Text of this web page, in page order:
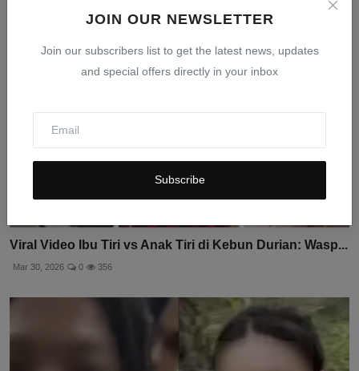
JOIN OUR NEWSLETTER
Join our subscribers list to get the latest news, updates
and special offers directly in your inbox
Subscribe
Viral Video Ibu Tiri vs Anak Tiri di Kebun Durian: Wasp...
Mar 30, 2026 0 356